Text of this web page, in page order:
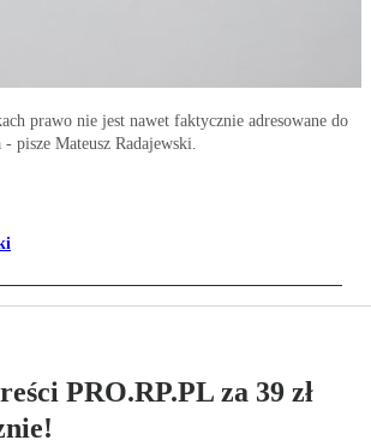
prawo nie jest nawet faktycznie adresowane do
pisze Mateusz Radajewski.
PRO.RP.PL za 39 zł